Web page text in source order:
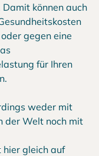
Damit können auch
gegen eine
für Ihren
weder mit
der Welt noch mit
hier gleich auf